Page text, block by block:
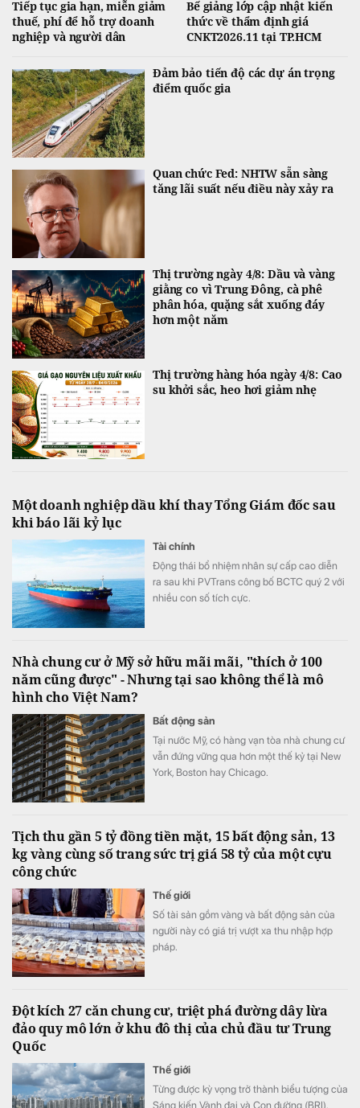
Tiếp tục gia hạn, miễn giảm
thuế, phí để hỗ trợ doanh
nghiệp và người dân
Bế giảng lớp cập nhật kiến
thức về thẩm định giá
CNKT2026.11 tại TP.HCM
Đảm bảo tiến độ các dự án trọng
điểm quốc gia
Quan chức Fed: NHTW sẵn sàng
tăng lãi suất nếu điều này xảy ra
Thị trường ngày 4/8: Dầu và vàng
giằng co vì Trung Đông, cà phê
phân hóa, quặng sắt xuống đáy
hơn một năm
Thị trường hàng hóa ngày 4/8: Cao
su khởi sắc, heo hơi giảm nhẹ
Một doanh nghiệp dầu khí thay Tổng Giám đốc sau
khi báo lãi kỷ lục
Tài chính
Động thái bổ nhiệm nhân sự cấp cao diễn
ra sau khi PVTrans công bố BCTC quý 2 với
nhiều con số tích cực.
Nhà chung cư ở Mỹ sở hữu mãi mãi, "thích ở 100
năm cũng được" - Nhưng tại sao không thể là mô
hình cho Việt Nam?
Bất động sản
Tại nước Mỹ, có hàng vạn tòa nhà chung cư
vẫn đứng vững qua hơn một thế kỷ tại New
York, Boston hay Chicago.
Tịch thu gần 5 tỷ đồng tiền mặt, 15 bất động sản, 13
kg vàng cùng số trang sức trị giá 58 tỷ của một cựu
công chức
Thế giới
Số tài sản gồm vàng và bất động sản của
người này có giá trị vượt xa thu nhập hợp
pháp.
Đột kích 27 căn chung cư, triệt phá đường dây lừa
đảo quy mô lớn ở khu đô thị của chủ đầu tư Trung
Quốc
Thế giới
Từng được kỳ vọng trở thành biểu tượng của
Sáng kiến Vành đai và Con đường (BRI),